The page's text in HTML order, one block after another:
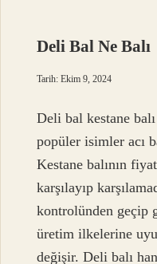
Deli Bal Ne Balı
Tarih: Ekim 9, 2024
Deli bal kestane
popüler isimler acı
Kestane balının
karşılayıp
kontrolünden geçip
üretim ilkelerine
değişir. Deli balı